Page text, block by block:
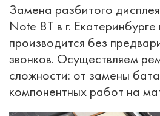
Замена разбитого
Note 8T в г.
производится без
звонков. Осуществляем
сложности: от замены
компонентных работ на